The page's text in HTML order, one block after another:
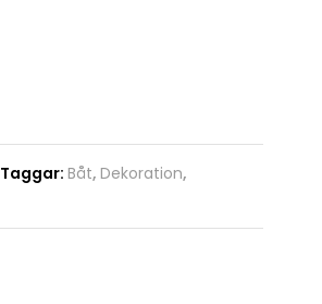
Taggar: Båt, Dekoration,